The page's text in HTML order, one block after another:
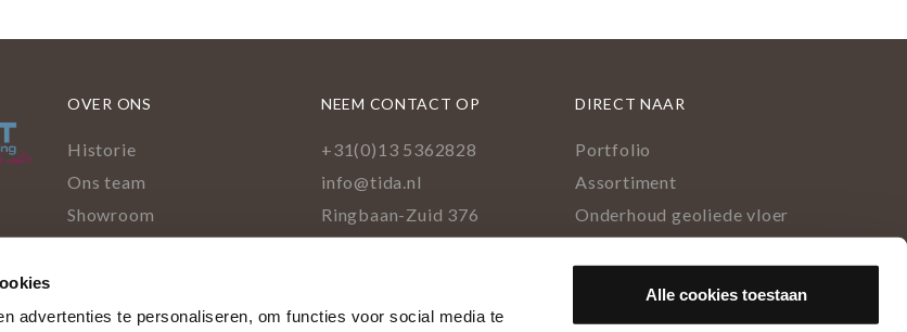
advertenties te personaliseren, om functies voor social media te
Alle cookies toestaan
OVER ONS
Historie
Ons team
Showroom
NEEM CONTACT OP
+31(0)13 5362828
info@tida.nl
Ringbaan-Zuid 376
DIRECT NAAR
Portfolio
Assortiment
Onderhoud geoliede vloer